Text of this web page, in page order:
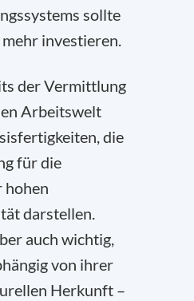
sollte
investieren.
der Vermittlung
Arbeitswelt
die
für die
hohen
darstellen.
auch wichtig,
von ihrer
Herkunft –